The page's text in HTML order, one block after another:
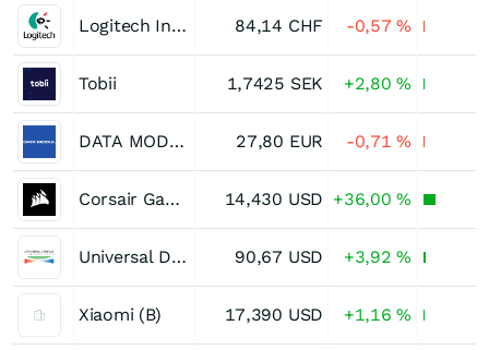
Logitech International 84,14 CHF -0,57%
Tobii 1,7425 SEK +2,80%
DATA MODUL AG O.N. 27,80 EUR -0,71%
Corsair Gaming 14,430 USD +36,00%
Universal Display 90,67 USD +3,92%
Xiaomi (B) 17,390 USD +1,16%